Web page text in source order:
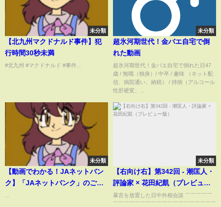
未分類
【北九州マクドナルド事件】犯
行時間30秒未満
#北九州 #マクドナルド #事件...
未分類
超氷河期世代！金バエ自宅で倒
れた動画
超氷河期世代！金バエ自宅で倒れた日47
歳 / 無職（独身）/ 中卒 / 趣味 （ネット配
信、病院通い、納税） / 持病（アルコール
性肝硬変、...
未分類
【動画でわかる！JAネットバン
ク】「JAネットバンク」のご利
未分類
【右向け右】第342回 - 潮匡人・
評論家 × 花田紀凱（プレビュー
版）
暴言を放置した日中外相会談 ￣￣￣￣￣
￣￣￣￣￣￣￣￣￣￣￣￣￣￣￣￣￣￣￣